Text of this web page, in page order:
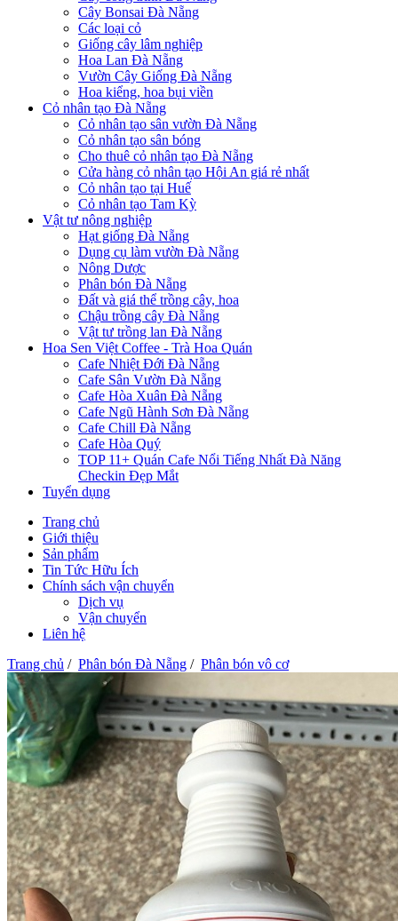
Cây Bonsai Đà Nẵng
Các loại cỏ
Giống cây lâm nghiệp
Hoa Lan Đà Nẵng
Vườn Cây Giống Đà Nẵng
Hoa kiểng, hoa bụi viền
Cỏ nhân tạo Đà Nẵng
Cỏ nhân tạo sân vườn Đà Nẵng
Cỏ nhân tạo sân bóng
Cho thuê cỏ nhân tạo Đà Nẵng
Cửa hàng cỏ nhân tạo Hội An giá rẻ nhất
Cỏ nhân tạo tại Huế
Cỏ nhân tạo Tam Kỳ
Vật tư nông nghiệp
Hạt giống Đà Nẵng
Dụng cụ làm vườn Đà Nẵng
Nông Dược
Phân bón Đà Nẵng
Đất và giá thể trồng cây, hoa
Chậu trồng cây Đà Nẵng
Vật tư trồng lan Đà Nẵng
Hoa Sen Việt Coffee - Trà Hoa Quán
Cafe Nhiệt Đới Đà Nẵng
Cafe Sân Vườn Đà Nẵng
Cafe Hòa Xuân Đà Nẵng
Cafe Ngũ Hành Sơn Đà Nẵng
Cafe Chill Đà Nẵng
Cafe Hòa Quý
TOP 11+ Quán Cafe Nổi Tiếng Nhất Đà Năng
Checkin Đẹp Mắt
Tuyển dụng
Trang chủ
Giới thiệu
Sản phẩm
Tin Tức Hữu Ích
Chính sách vận chuyển
Dịch vụ
Vận chuyển
Liên hệ
Trang chủ / Phân bón Đà Nẵng / Phân bón vô cơ